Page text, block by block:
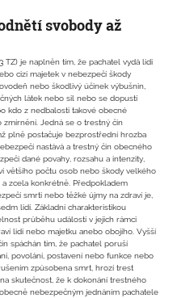
svobody až
TZ) je naplněn tím, že pachatel vydá lidi
cizí majetek v nebezpečí škody
nebo škodlivý účinek výbušnin,
látek nebo sil nebo se dopustí
kdo z nedbalosti takové obecné
zmírnění. Jedná se o trestný čin
plně postačuje bezprostřední hrozba
nastává a trestný čin obecného
dané povahy, rozsahu a intenzity,
většího počtu osob nebo škody velkého
zcela konkrétně. Předpokladem
smrti nebo těžké újmy na zdraví je,
lidí. Základní charakteristikou
průběhu událostí v jejich rámci
lidí nebo majetku anebo obojího. Vyšší
spáchán tím, že pachatel poruší
povolání, postavení nebo funkce nebo
způsobena smrt, hrozí trest
skutečnost, že k dokonání trestného
nebezpečným jednáním pachatele